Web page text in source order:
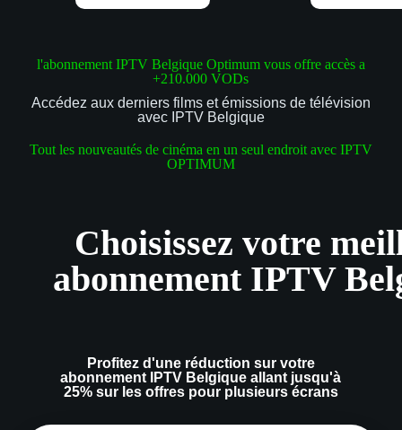
l'abonnement IPTV Belgique Optimum vous offre accès a
+210.000 VODs
Accédez aux derniers films et émissions de télévision
avec IPTV Belgique
Tout les nouveautés de cinéma en un seul endroit avec IPTV
OPTIMUM
Choisissez votre
abonnement IPTV
Profitez d'une réduction sur votre
abonnement IPTV Belgique allant jusqu'à
25% sur les offres pour plusieurs écrans